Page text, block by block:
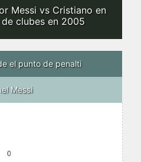
Messi vs Cristiano en
clubes en 2005
el punto de penalti
Messi